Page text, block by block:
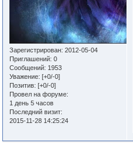
Зарегистрирован: 2012-05-04
Приглашений: 0
Сообщений: 1953
Уважение: [+0/-0]
Позитив: [+0/-0]
Провел на форуме:
1 день 5 часов
Последний визит:
2015-11-28 14:25:24